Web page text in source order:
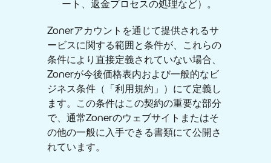
ート、返金プロセスの処理など）。
Zonerアカウントを通じて提供されるサ
ービスに関する範囲と条件が、これらの
条件により直接定義されていない場合、
Zonerが今後価格表内および一般的なビ
ジネス条件（「利用規約」）にて定義し
ます。この条件はこの契約の重要な部分
で、通常Zonerのウェブサイトまたはそ
の他の一般に入手できる書類にて公開さ
れています。